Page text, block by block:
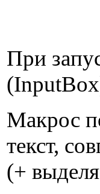
При
Макрос
текст,
(+